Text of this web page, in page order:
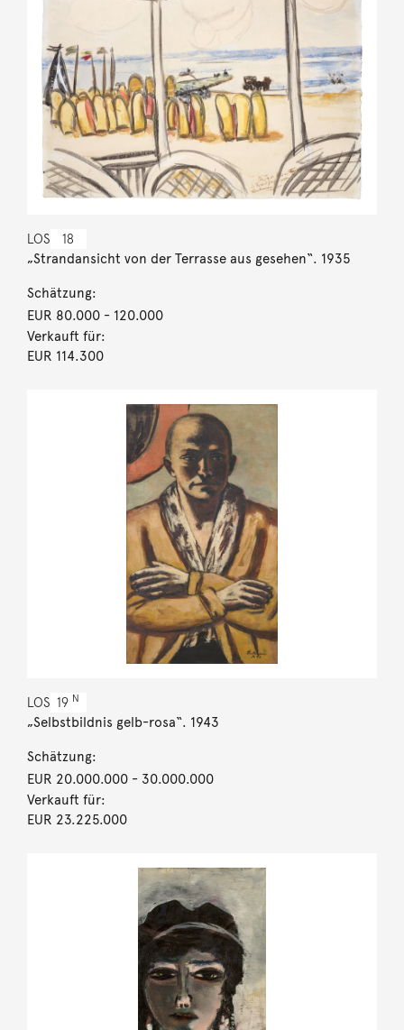
LOS 18
„Strandansicht von der Terrasse aus gesehen“. 1935
Schätzung:
EUR 80.000- 120.000
Verkauft für:
EUR 114.300
LOS 19 N
„Selbstbildnis gelb-rosa“. 1943
Schätzung:
EUR 20.000.000- 30.000.000
Verkauft für:
EUR 23.225.000